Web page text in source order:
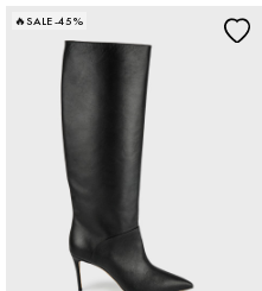
🔥SALE -45%